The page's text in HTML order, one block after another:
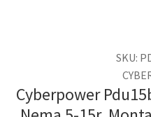
SKU:
Cyberpower